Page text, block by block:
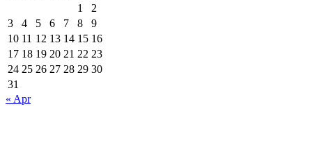
1
2
3
4 5 6 7 8
9
10 11 12 13 14 15 16
17 18 19 20 21 22 23
24 25 26 27 28 29 30
31
« Apr